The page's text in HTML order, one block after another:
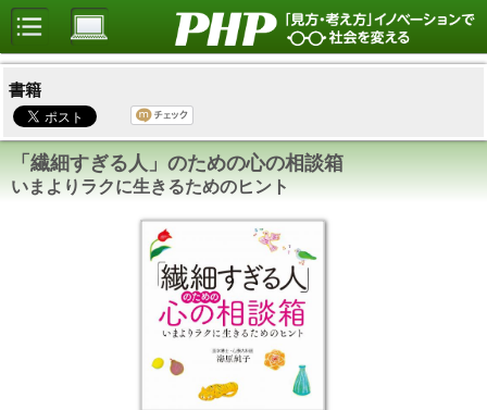
書籍
「繊細すぎる人」のための心の相談箱
いまよりラクに生きるためのヒント